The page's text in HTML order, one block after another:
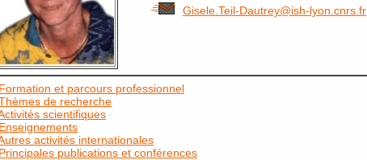
Gisele.Teil-Dautrey@ish-lyon.cnrs.fr
et parcours professionnel
de recherche
scientifiques
activités internationales
publications et conférences